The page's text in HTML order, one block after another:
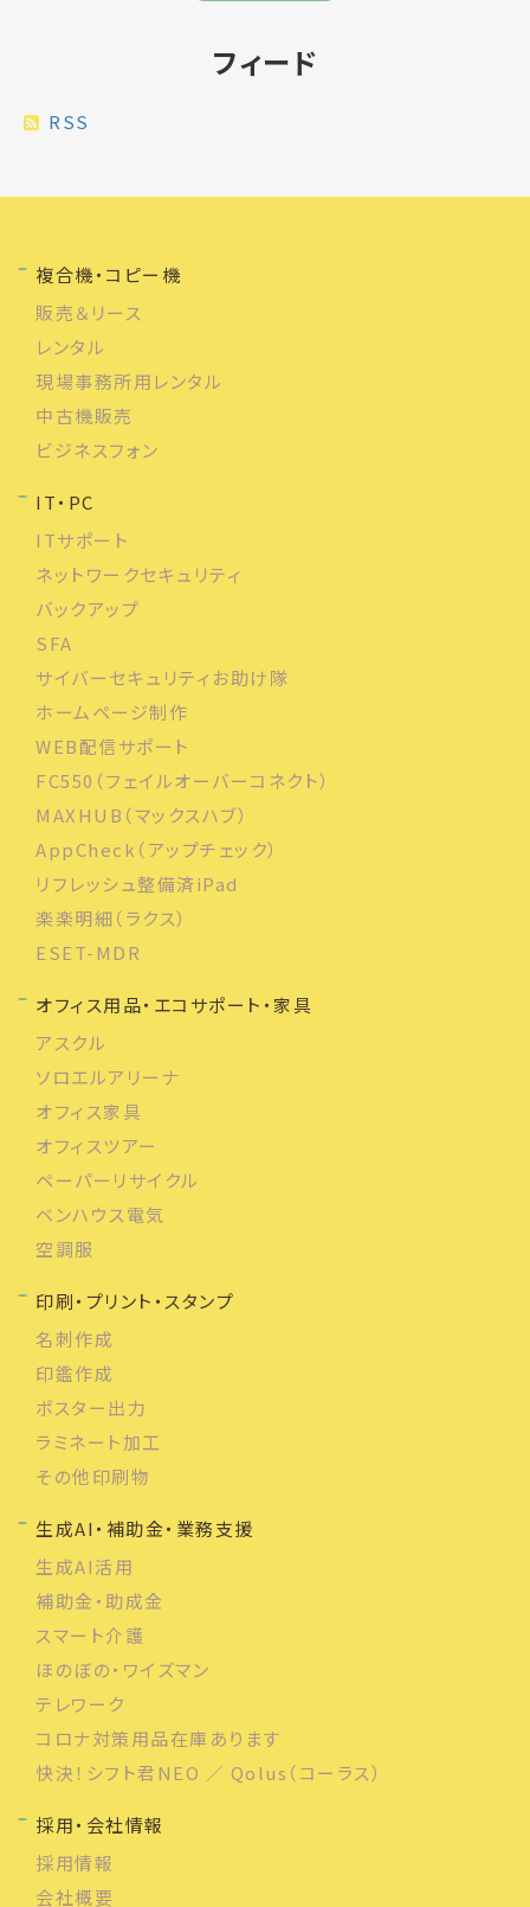
フィード
RSS
複合機・コピー機
販売＆リース
レンタル
現場事務所用レンタル
中古機販売
ビジネスフォン
IT・PC
ITサポート
ネットワークセキュリティ
バックアップ
SFA
サイバーセキュリティお助け隊
ホームページ制作
WEB配信サポート
FC550（フェイルオーバーコネクト）
MAXHUB（マックスハブ）
AppCheck（アップチェック）
リフレッシュ整備済iPad
楽楽明細（ラクス）
ESET-MDR
オフィス用品・エコサポート・家具
アスクル
ソロエルアリーナ
オフィス家具
オフィスツアー
ペーパーリサイクル
ベンハウス電気
空調服
印刷・プリント・スタンプ
名刺作成
印鑑作成
ポスター出力
ラミネート加工
その他印刷物
生成AI・補助金・業務支援
生成AI活用
補助金・助成金
スマート介護
ほのぼの・ワイズマン
テレワーク
コロナ対策用品在庫あります
快決！シフト君NEO ／ Qolus（コーラス）
採用・会社情報
採用情報
会社概要